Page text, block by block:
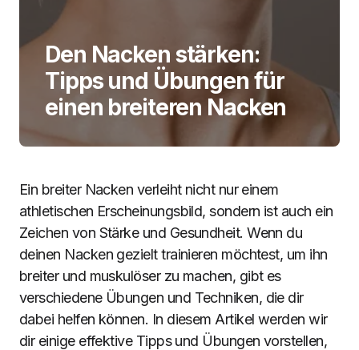
Den Nacken stärken:
Tipps und Übungen für
einen breiteren Nacken
Ein breiter Nacken verleiht nicht nur einem
athletischen Erscheinungsbild, sondern ist auch ein
Zeichen von Stärke und Gesundheit. Wenn du
deinen Nacken gezielt trainieren möchtest, um ihn
breiter und muskulöser zu machen, gibt es
verschiedene Übungen und Techniken, die dir
dabei helfen können. In diesem Artikel werden wir
dir einige effektive Tipps und Übungen vorstellen,